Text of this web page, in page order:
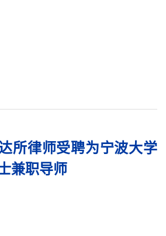
所律师受聘为宁波大学
兼职导师